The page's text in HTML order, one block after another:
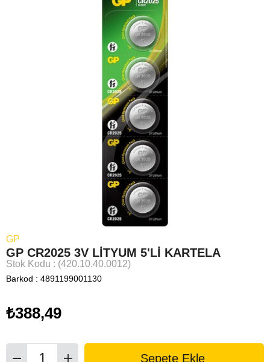
GP
GP CR2025 3V LİTYUM 5'Lİ KARTELA
Stok Kodu (420.10.40.0012)
Barkod : 4891199001130
₺388,49